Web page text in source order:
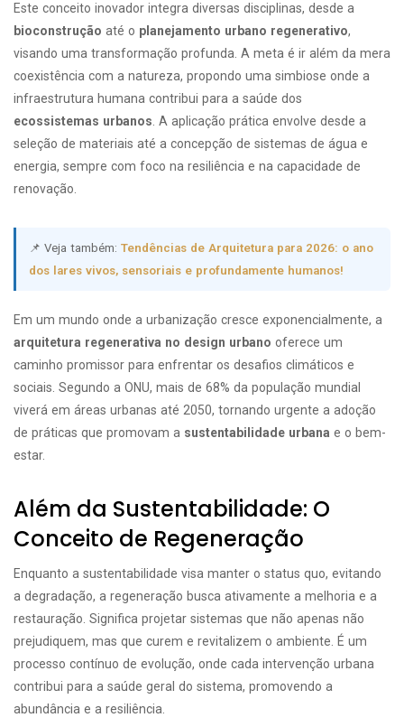
Este conceito inovador integra diversas disciplinas, desde a
bioconstrução até o planejamento urbano regenerativo,
visando uma transformação profunda. A meta é ir além da mera
coexistência com a natureza, propondo uma simbiose onde a
infraestrutura humana contribui para a saúde dos
ecossistemas urbanos . A aplicação prática envolve desde a
seleção de materiais até a concepção de sistemas de água e
energia, sempre com foco na resiliência e na capacidade de
renovação.
📌 Veja também: Tendências de Arquitetura para 2026: o ano
dos lares vivos, sensoriais e profundamente humanos!
Em um mundo onde a urbanização cresce exponencialmente, a
arquitetura regenerativa no design urbano oferece um
caminho promissor para enfrentar os desafios climáticos e
sociais. Segundo a ONU, mais de 68% da população mundial
viverá em áreas urbanas até 2050, tornando urgente a adoção
de práticas que promovam a sustentabilidade urbana e o bem-
estar.
Além da Sustentabilidade: O
Conceito de Regeneração
Enquanto a sustentabilidade visa manter o status quo, evitando
a degradação, a regeneração busca ativamente a melhoria e a
restauração. Significa projetar sistemas que não apenas não
prejudiquem, mas que curem e revitalizem o ambiente. É um
processo contínuo de evolução, onde cada intervenção urbana
contribui para a saúde geral do sistema, promovendo a
abundância e a resiliência.